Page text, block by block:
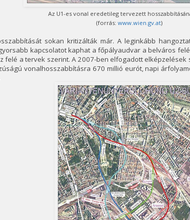
Az U1-es vonal eredetileg tervezett
(forrás: www.wien.gv.at)
sokan kritizálták már. A leginkább
kapcsolatot kaphat a főpályaudvar a belváros
felé a tervek szerint. A 2007-ben elfogadott
vonalhosszabbításra 670 millió eurót, napi